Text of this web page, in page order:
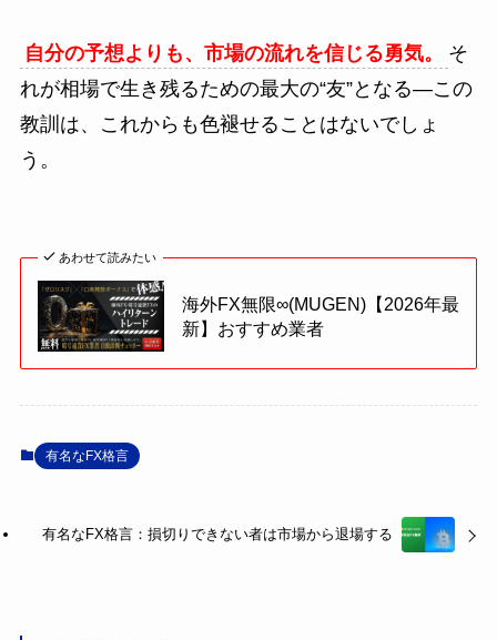
自分の予想よりも、市場の流れを信じる勇気。
そ
れが相場で生き残るための最大の“友”となる―この
教訓は、これからも色褪せることはないでしょ
う。
あわせて読みたい
海外FX無限∞(MUGEN)【2026年最
新】おすすめ業者
有名なFX格言
有名なFX格言：損切りできない者は市場から退場する